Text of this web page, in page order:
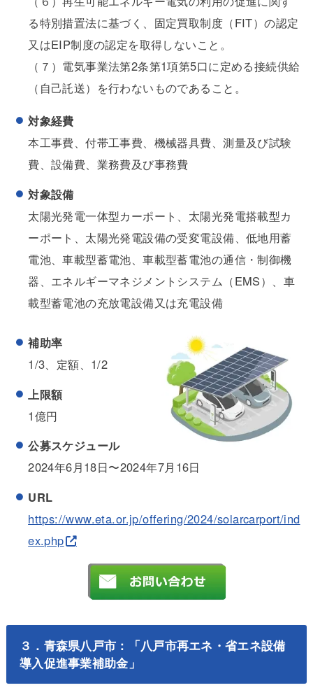
る特別措置法に基づく、固定買取制度（FIT）の認定
又はEIP制度の認定を取得しないこと。
（７）電気事業法第2条第1項第5口に定める接続供給
（自己託送）を行わないものであること。
対象経費
本工事費、付帯工事費、機械器具費、測量及び試験
費、設備費、業務費及び事務費
対象設備
太陽光発電一体型カーポート、太陽光発電搭載型カ
ーポート、太陽光発電設備の受変電設備、低地用蓄
電池、車載型蓄電池、車載型蓄電池の通信・制御機
器、エネルギーマネジメントシステム（EMS）、車
載型蓄電池の充放電設備又は充電設備
補助率
1/3、定額、1/2
上限額
1億円
公募スケジュール
2024年6月18日〜2024年7月16日
URL
https://www.eta.or.jp/offering/2024/solarcarport/ind
ex.php
３．青森県八戸市：「八戸市再エネ・省エネ設備
導入促進事業補助金」